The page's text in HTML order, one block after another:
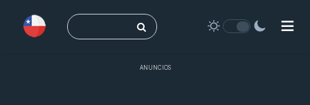
Buscar:
ANUNCIOS